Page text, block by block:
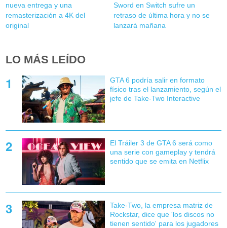
nueva entrega y una
remasterización a 4K del
original
Sword en Switch sufre un
retraso de última hora y no se
lanzará mañana
LO MÁS LEÍDO
GTA 6 podría salir en formato
físico tras el lanzamiento, según el
jefe de Take-Two Interactive
El Tráiler 3 de GTA 6 será como
una serie con gameplay y tendrá
sentido que se emita en Netflix
Take-Two, la empresa matriz de
Rockstar, dice que 'los discos no
tienen sentido' para los jugadores